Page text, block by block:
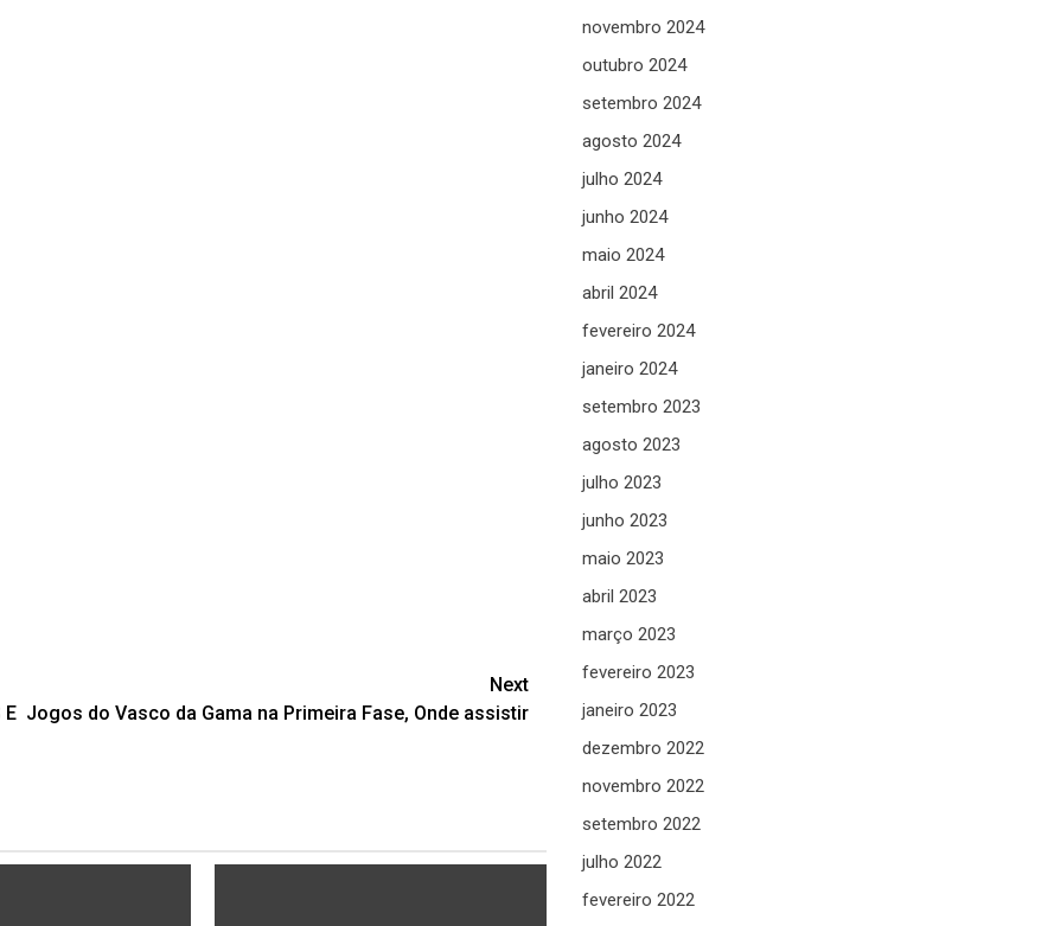
E
Next
Jogos do Vasco da Gama na Primeira Fase, Onde assistir
novembro 2024
outubro 2024
setembro 2024
agosto 2024
julho 2024
junho 2024
maio 2024
abril 2024
fevereiro 2024
janeiro 2024
setembro 2023
agosto 2023
julho 2023
junho 2023
maio 2023
abril 2023
março 2023
fevereiro 2023
janeiro 2023
dezembro 2022
novembro 2022
setembro 2022
julho 2022
fevereiro 2022